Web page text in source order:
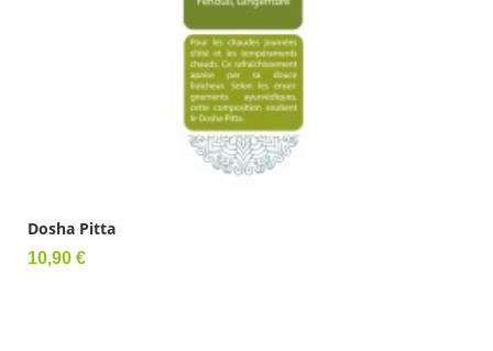
Dosha Pitta
Prix
10,90 €